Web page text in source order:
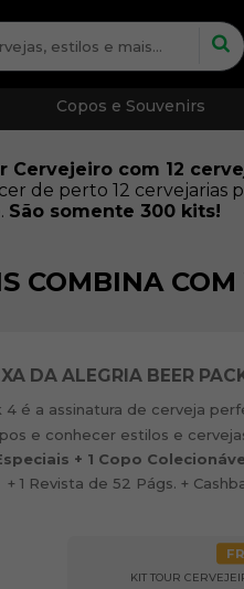
Copos e Souvenirs
Cervejeiro com 12
de perto 12 cervejarias
São somente 300 kits!
COMBINA COM
DA ALEGRIA BEER
+ 1 Copo
+ 1 Revista de 52 Págs. +
4 é a assinatura de cerveja
e conhecer estilos e
KIT TOUR